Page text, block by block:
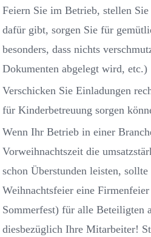
Feiern Sie im Betrieb, stellen Sie
dafür gibt, sorgen Sie für
besonders, dass nichts
Dokumenten abgelegt wird, etc.)
Verschicken Sie Einladungen
für Kinderbetreuung sorgen
Wenn Ihr Betrieb in einer
Vorweihnachtszeit die
schon Überstunden leisten,
Weihnachtsfeier eine
Sommerfest) für alle Beteiligten
diesbezüglich Ihre Mitarbeiter!